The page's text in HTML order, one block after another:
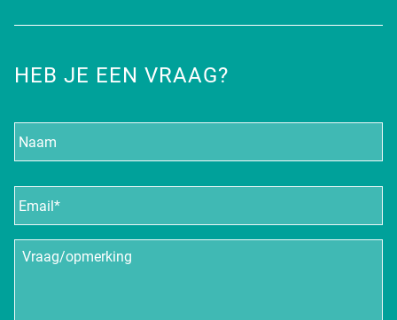
HEB JE EEN VRAAG?
E-
mailadres
Vraag/opmerking